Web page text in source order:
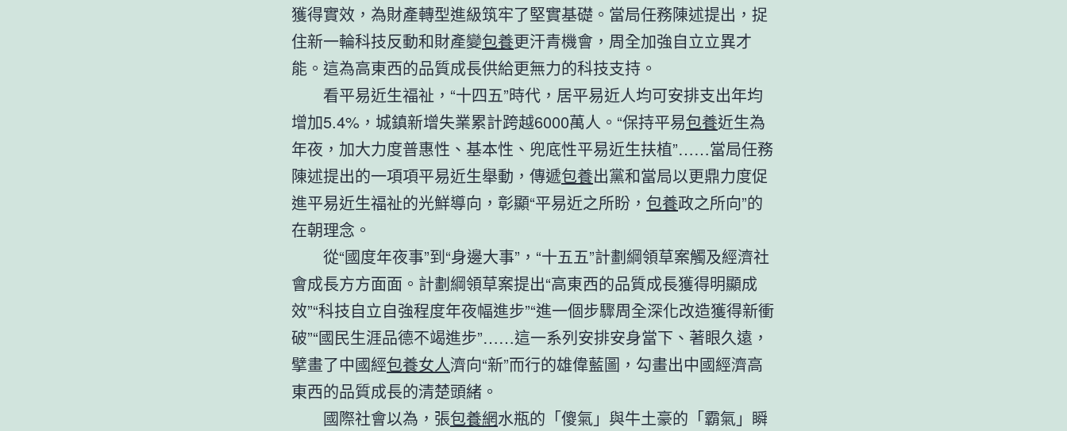
獲得實效，為財產轉型進級筑牢了堅實基礎。當局任務陳述提出，捉
住新一輪科技反動和財產變包養更汗青機會，周全加強自立立異才
能。這為高東西的品質成長供給更無力的科技支持。
看平易近生福祉，“十四五”時代，居平易近人均可安排支出年均
增加5.4%，城鎮新增失業累計跨越6000萬人。“保持平易包養近生為
年夜，加大力度普惠性、基本性、兜底性平易近生扶植”……當局任務
陳述提出的一項項平易近生舉動，傳遞包養出黨和當局以更鼎力度促
進平易近生福祉的光鮮導向，彰顯“平易近之所盼， 包養政之所向”的
在朝理念。
從“國度年夜事”到“身邊大事”，“十五五”計劃綱領草案觸及經濟社
會成長方方面面。計劃綱領草案提出“高東西的品質成長獲得明顯成
效”“科技自立自強程度年夜幅進步”“進一個步驟周全深化改造獲得新衝
破”“國民生涯品德不竭進步”……這一系列安排安身當下、著眼久遠，
擘畫了中國經包養女人濟向“新”而行的雄偉藍圖，勾畫出中國經濟高
東西的品質成長的清楚頭緒。
國際社會以為，張包養網水瓶的「傻氣」與牛土豪的「霸氣」瞬